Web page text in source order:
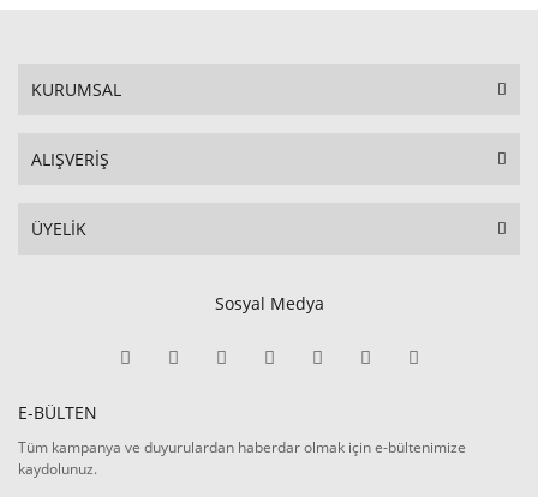
KURUMSAL
ALIŞVERİŞ
ÜYELİK
Sosyal Medya
E-BÜLTEN
Tüm kampanya ve duyurulardan haberdar olmak için e-bültenimize
kaydolunuz.